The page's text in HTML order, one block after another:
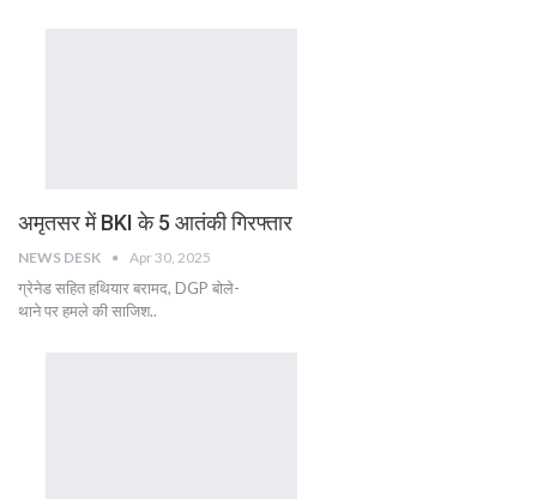
अमृतसर में BKI के 5 आतंकी गिरफ्तार
NEWS DESK Apr 30, 2025
ग्रेनेड सहित हथियार बरामद, DGP बोले-
थाने पर हमले की साजिश..